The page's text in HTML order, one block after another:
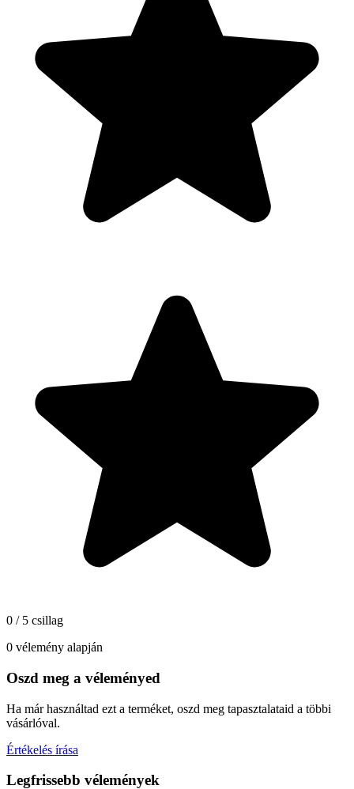
0 / 5 csillag
0 vélemény alapján
Oszd meg a véleményed
Ha már használtad ezt a terméket, oszd meg tapasztalataid a többi
vásárlóval.
Értékelés írása
Legfrissebb vélemények